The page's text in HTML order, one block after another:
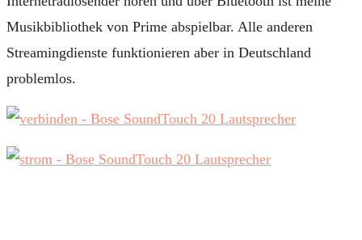
Musikbibliothek von Prime abspielbar. Alle anderen
Streamingdienste funktionieren aber in Deutschland
problemlos.